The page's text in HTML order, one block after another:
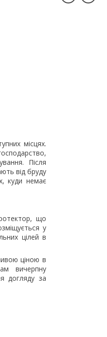
місцях.
Після
від бруду
куди немає
що
у
цілей в
ціною в
вичерпну
догляду за